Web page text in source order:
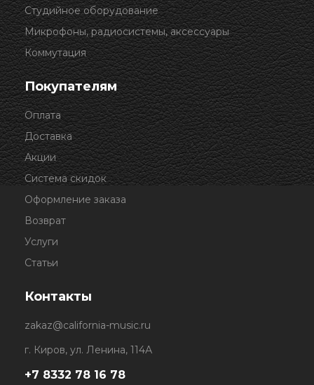
Студийное оборудование
Микрофоны, радиосистемы, аксессуары
Коммутация
Покупателям
Оплата
Доставка
Акции
Система скидок
Оформление заказа
Возврат
Услуги
Статьи
Контакты
zakaz@california-music.ru
г. Киров, ул. Ленина, 114А
+7 8332 78 16 78